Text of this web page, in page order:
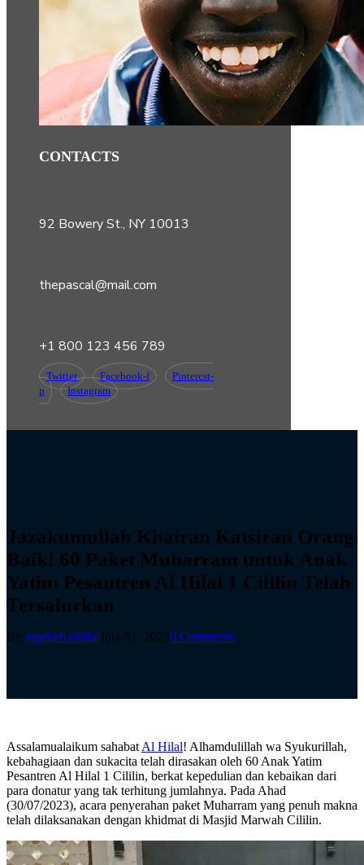
CONTACTS
92 Bowery St., NY 10013
thepascal@mail.com
+1 800 123 456 789
Twitter Facebook-f
Pinterest-
p
Instagram
Jazakumullah Khairan Katsiran Orang
Baik! 60 Paket Muharram untuk Anak
Yatim Pesantren Al Hilal 1 Cililin Telah
Tersalurkan
By supriadi alhilal July 31, 20230 Comments
Assalamualaikum sahabat Al Hilal! Alhamdulillah wa Syukurillah,
kebahagiaan dan sukacita telah dirasakan oleh 60 Anak Yatim
Pesantren Al Hilal 1 Cililin, berkat kepedulian dan kebaikan dari
para donatur yang tak terhitung jumlahnya. Pada Ahad
(30/07/2023), acara penyerahan paket Muharram yang penuh makna
telah dilaksanakan dengan khidmat di Masjid Marwah Cililin.